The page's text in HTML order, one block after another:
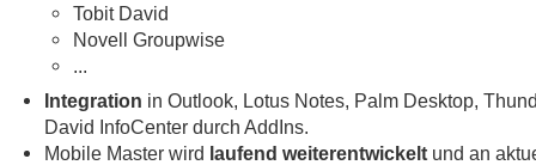
Tobit David
Novell Groupwise
...
Integration in Outlook, Lotus Notes, Palm Desktop,
David InfoCenter durch AddIns.
Mobile Master wird laufend weiterentwickelt und an